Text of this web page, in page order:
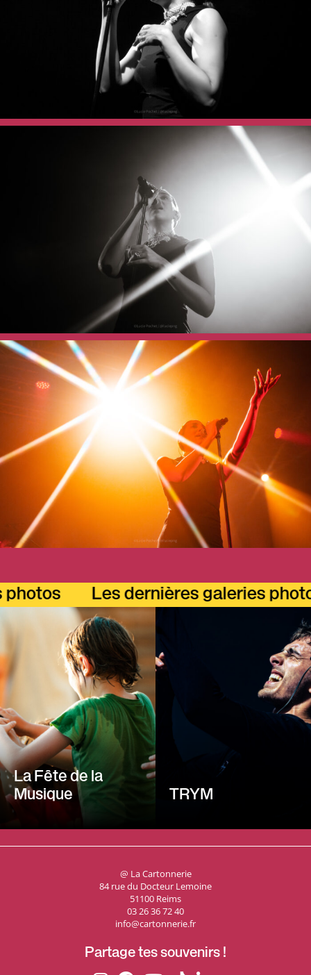
Les dernières galeries photos
La Fête de la
Musique
TRYM
@ La Cartonnerie
84 rue du Docteur Lemoine
51100 Reims
03 26 36 72 40
info@cartonnerie.fr
Partage tes souvenirs !